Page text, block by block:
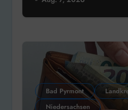
Bad Pyrmont
Niedersachsen